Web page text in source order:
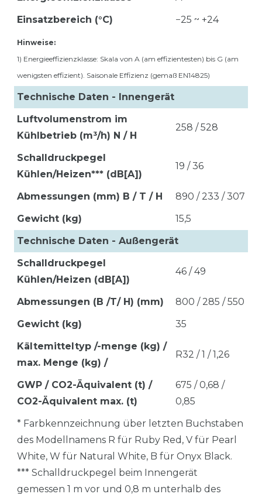
Einsatzbereich (°C)
−25 ~ +24
Hinweise:
1) Energieeffizienzklasse: Skala von A (am effizientesten) bis G (am
wenigsten effizient). Saisonale Effizienz (gemaß EN14825)
Technische Daten - Innengerät
Luftvolumenstrom im
Kühlbetrieb (m³/h) N / H
258 / 528
Schalldruckpegel
Kühlen/Heizen*** (dB[A])
19 / 36
Abmessungen (mm) B / T / H
890 / 233 / 307
Gewicht (kg)
15,5
Technische Daten - Außengerät
Schalldruckpegel
Kühlen/Heizen (dB[A])
46 / 49
Abmessungen (B /T/ H) (mm)
800 / 285 / 550
Gewicht (kg)
35
Kältemitteltyp /-menge (kg) /
max. Menge (kg) /
R32 / 1 / 1,26
GWP / CO2-Äquivalent (t) /
CO2-Äquivalent max. (t)
675 / 0,68 /
0,85
* Farbkennzeichnung über letzten Buchstaben
des Modellnamens R für Ruby Red, V für Pearl
White, W für Natural White, B für Onyx Black.
*** Schalldruckpegel beim Innengerät
gemessen 1 m vor und 0,8 m unterhalb des